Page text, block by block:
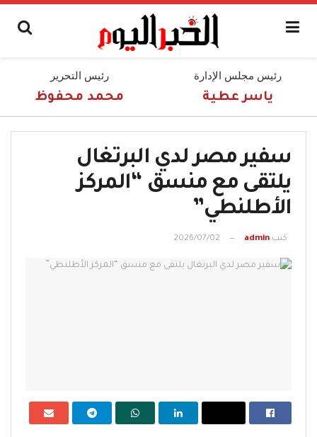
رئيس مجلس الإدارة
ياسر عطية
رئيس التحرير
محمد محفوظ
سفير مصر لدي البرتغال
يلتقى مع منسق “المركز
الأطلنطي”
كتب admin
2026/07/02